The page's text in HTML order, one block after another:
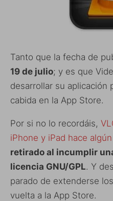
Tanto que la fecha de
19 de julio; y es que
desarrollar su aplicación
cabida en la App Store.
Por si no lo recordáis,
iPhone y iPad hace
retirado al incumplir
licencia GNU/GPL. Y
parado de extenderse
vuelta a la App Store.